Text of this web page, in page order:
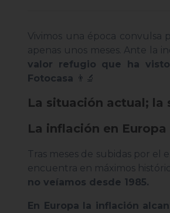
Vivimos una época convulsa
apenas unos meses. Ante la
valor refugio que ha
Fotocasa 👨‍🔬
La situación actual;
La inflación en Europa
Tras meses de subidas por el
encuentra en máximos
no veíamos desde 1985.
En Europa la inflación